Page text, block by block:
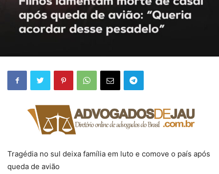
Tragédia no sul deixa família em luto e comove o país após
queda de avião